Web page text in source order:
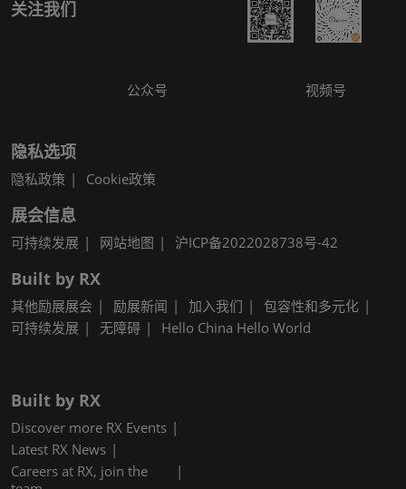
关注我们
公众号 视频号
隐私选项
隐私政策 Cookie政策
展会信息
可持续发展 网站地图 沪ICP备2022028738号-42
Built by RX
其他励展展会 励展新闻 加入我们
包容性和多元化
可持续发展
无障碍 Hello China Hello World
Built by RX
Discover more RX Events
Latest RX News
Careers at RX, join the